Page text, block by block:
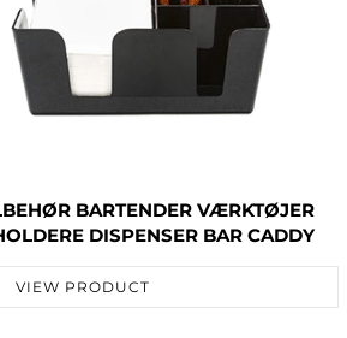
BARTENDER VÆRKTØJER
DISPENSER BAR CADDY
VIEW PRODUCT